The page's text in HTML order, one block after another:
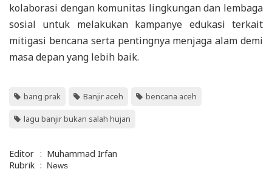
kolaborasi dengan komunitas lingkungan dan lembaga
sosial untuk melakukan kampanye edukasi terkait
mitigasi bencana serta pentingnya menjaga alam demi
masa depan yang lebih baik.
bang prak Banjir aceh bencana aceh
lagu banjir bukan salah hujan
Editor : Muhammad Irfan
Rubrik : News